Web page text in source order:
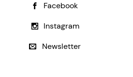
Facebook
Instagram
Newsletter